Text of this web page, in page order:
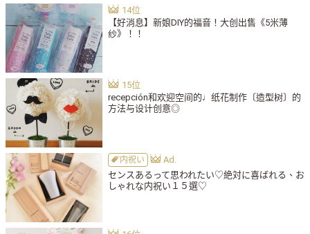
【好消息】新娘DIY的福音！大创出售《5米薄
纱》！！
recepción和欢迎空间的♩纸花制作〔造型树〕的
方法与设计创意◎
内祝い
センスあるって思われたい♡絶対に喜ばれる、お
しゃれな内祝い１５選♡